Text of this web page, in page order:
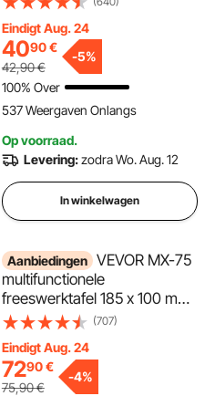
SBR16UU glijblokken, lineair
lagerblok, CNC-onderdelen
voor 3D-printers,
frezen/draaien
Eindigt Aug. 24
4090€
42,90€
-5%
100% Over
537 Weergaven Onlangs
Op voorraad.
Levering:zodra Wo. Aug. 12
In winkelwagen
Aanbiedingen VEVOR MX-75
multifunctionele
freeswerktafel 185 x 100 mm
freeswerktafel X 80 mm Y 75
tafelboormachine voor boor-
en freesmachines (MX-75)
(707)
Eindigt Aug. 24
7290€
75,90€
-4%